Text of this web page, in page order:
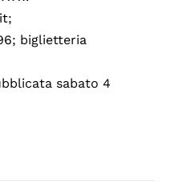
biglietteria
sabato 4